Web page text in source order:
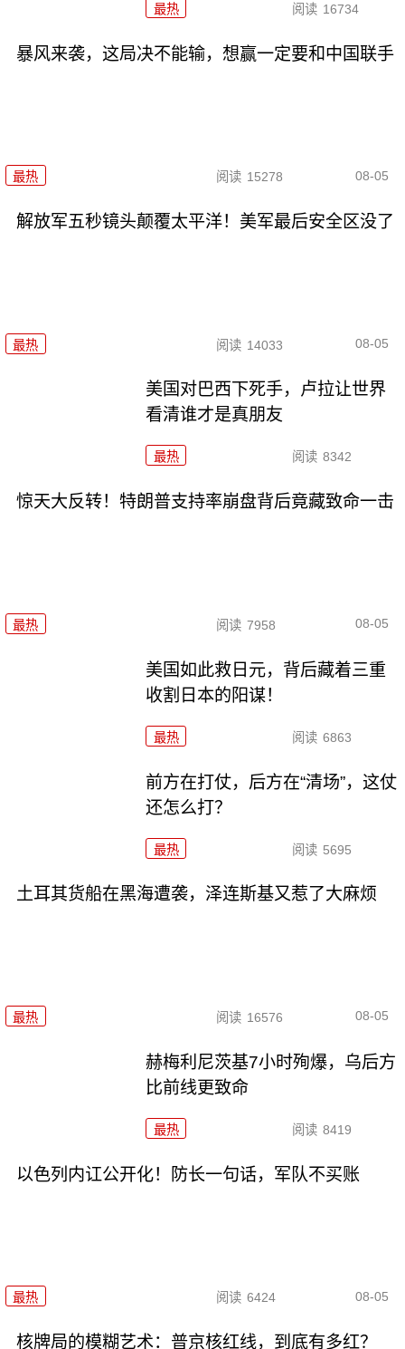
最热 阅读 16734
暴风来袭，这局决不能输，想赢一定要和中国联手
最热 阅读 15278 08-05
解放军五秒镜头颠覆太平洋！美军最后安全区没了
最热 阅读 14033 08-05
美国对巴西下死手，卢拉让世界
看清谁才是真朋友
最热 阅读 8342
惊天大反转！特朗普支持率崩盘背后竟藏致命一击
最热 阅读 7958 08-05
美国如此救日元，背后藏着三重
收割日本的阳谋！
最热 阅读 6863
前方在打仗，后方在“清场”，这仗
还怎么打？
最热 阅读 5695
土耳其货船在黑海遭袭，泽连斯基又惹了大麻烦
最热 阅读 16576 08-05
赫梅利尼茨基7小时殉爆，乌后方
比前线更致命
最热 阅读 8419
以色列内讧公开化！防长一句话，军队不买账
最热 阅读 6424 08-05
核牌局的模糊艺术：普京核红线，到底有多红？